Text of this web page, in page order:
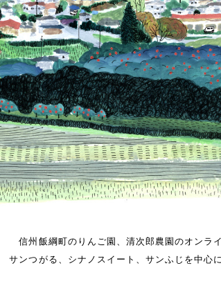
信州飯綱町のりんご園、清次郎農園のオンラ
サンつがる、シナノスイート、サンふじを中心